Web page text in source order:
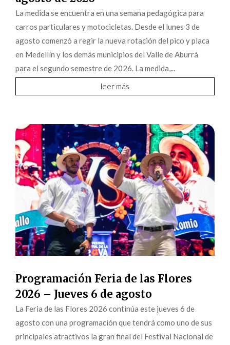
La medida se encuentra en una semana pedagógica para
carros particulares y motocicletas. Desde el lunes 3 de
agosto comenzó a regir la nueva rotación del pico y placa
en Medellín y los demás municipios del Valle de Aburrá
para el segundo semestre de 2026. La medida,...
leer más
Programación Feria de las Flores
2026 – Jueves 6 de agosto
La Feria de las Flores 2026 continúa este jueves 6 de
agosto con una programación que tendrá como uno de sus
principales atractivos la gran final del Festival Nacional de